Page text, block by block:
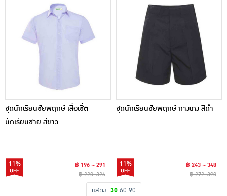
ชุดนักเรียนชัยพฤกษ์ เสื้อเชิ้ต
นักเรียนชาย สีขาว
11%
฿ 196 ~ 291
฿ 220~326
ชุดนักเรียนชัยพฤกษ์ กางเกง สีดำ
11%
฿ 243 ~ 348
฿ 272~390
แสดง 30 60 90